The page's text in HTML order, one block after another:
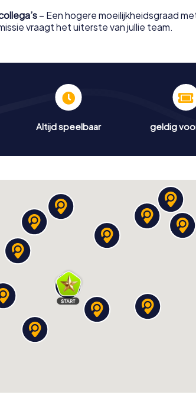
– Een hogere moeilijkheidsgraad
vraagt het uiterste van jullie team.
Altijd speelbaar geldig